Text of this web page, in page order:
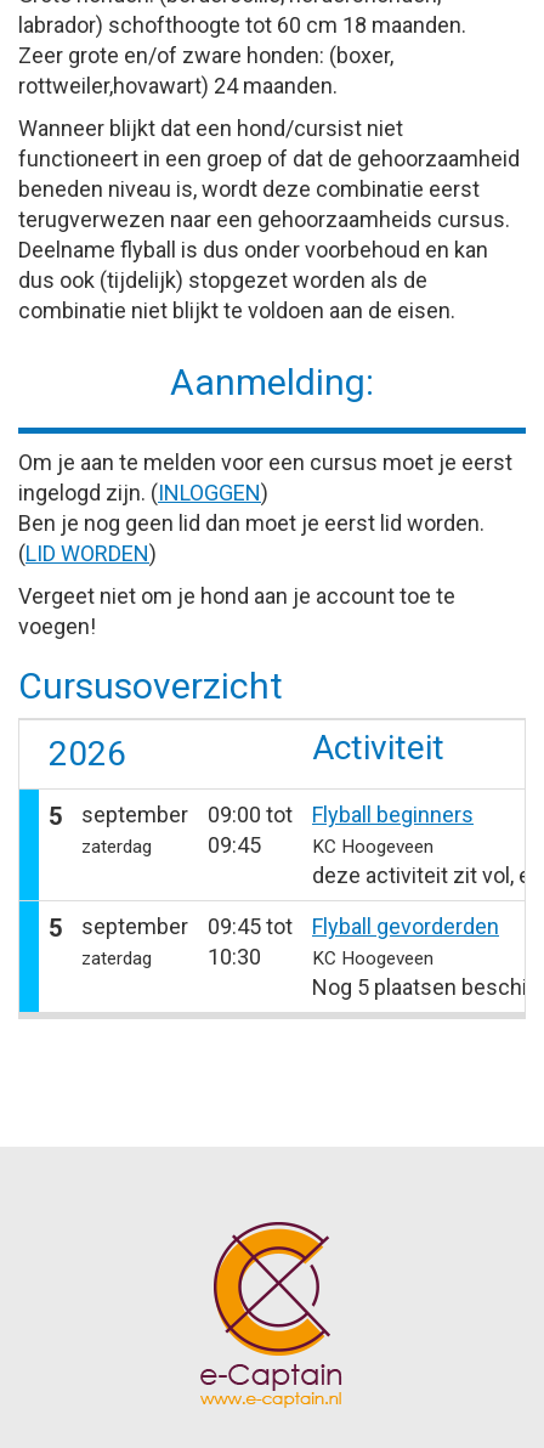
labrador) schofthoogte tot 60 cm 18 maanden.
Zeer grote en/of zware honden: (boxer,
rottweiler,hovawart) 24 maanden.
Wanneer blijkt dat een hond/cursist niet
functioneert in een groep of dat de gehoorzaamheid
beneden niveau is, wordt deze combinatie eerst
terugverwezen naar een gehoorzaamheids cursus.
Deelname flyball is dus onder voorbehoud en kan
dus ook (tijdelijk) stopgezet worden als de
combinatie niet blijkt te voldoen aan de eisen.
Aanmelding:
Om je aan te melden voor een cursus moet je eerst
ingelogd zijn. (INLOGGEN)
Ben je nog geen lid dan moet je eerst lid worden.
(LID WORDEN)
Vergeet niet om je hond aan je account toe te
voegen!
Cursusoverzicht
2026 Activiteit
5 september
zaterdag
09:00 tot
09:45
Flyball beginners
KC Hoogeveen
deze activiteit zit vol,
5 september
zaterdag
09:45 tot
10:30
Flyball gevorderden
KC Hoogeveen
Nog 5 plaatsen